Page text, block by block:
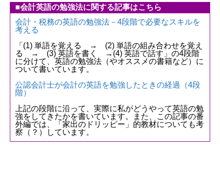
■会計英語の勉強法に関する記事はこちら
会計・税務の英語の勉強法－4段階で必要なスキルを
考える
「(1) 単語を覚える → (2) 単語の組み合わせを覚え
る → (3) 英語を書く →(4) 英語で話す」の4段階
に分けて、英語の勉強法（やオススメの書籍など）に
ついて書いています。
公認会計士が会計の英語を勉強したときの経過（4段
階）
上記の段階に沿って、実際に私がどうやって英語の勉
強をしてきたかを書いています。また、この記事の番
外編では、「家出のドリッピー」的教材についても考
察（？）しています。